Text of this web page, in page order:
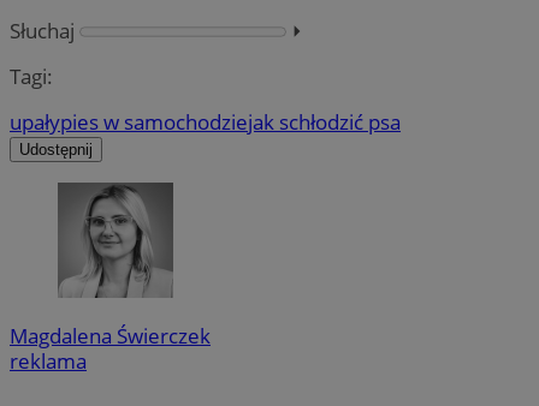
Słuchaj
⏵︎
Tagi:
upałypies w samochodziejak schłodzić psa
Udostępnij
Magdalena Świerczek
reklama